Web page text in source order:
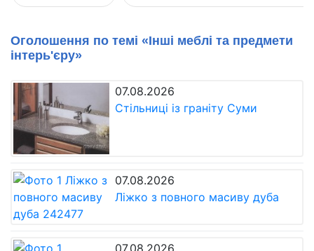
Оголошення по темі «Інші меблі та предмети
інтерь'єру»
07.08.2026
Стільниці із граніту Суми
07.08.2026
Ліжко з повного масиву дуба